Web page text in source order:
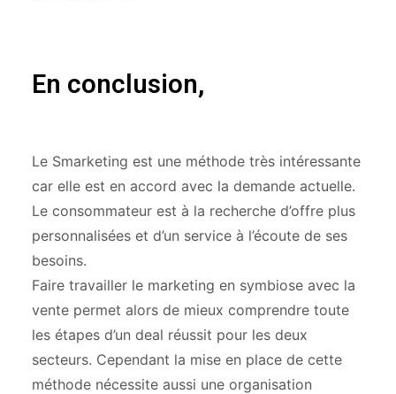
En conclusion,
Le Smarketing est une méthode très intéressante
car elle est en accord avec la demande actuelle.
Le consommateur est à la recherche d’offre plus
personnalisées et d’un service à l’écoute de ses
besoins.
Faire travailler le marketing en symbiose avec la
vente permet alors de mieux comprendre toute
les étapes d’un deal réussit pour les deux
secteurs. Cependant la mise en place de cette
méthode nécessite aussi une organisation